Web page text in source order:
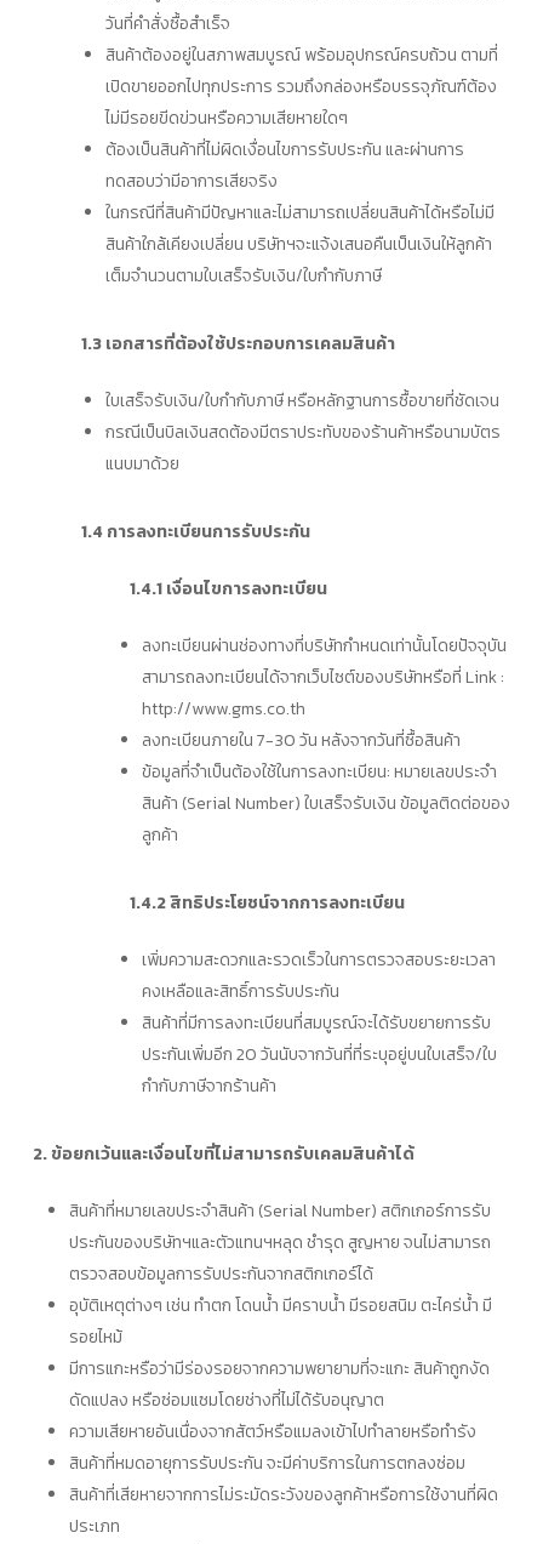
วันที่คำสั่งซื้อสำเร็จ
สินค้าต้องอยู่ในสภาพสมบูรณ์ พร้อมอุปกรณ์ครบถ้วน ตามที่
เปิดขายออกไปทุกประการ รวมถึงกล่องหรือบรรจุภัณฑ์ต้อง
ไม่มีรอยขีดข่วนหรือความเสียหายใดๆ
ต้องเป็นสินค้าที่ไม่ผิดเงื่อนไขการรับประกัน และผ่านการ
ทดสอบว่ามีอาการเสียจริง
ในกรณีที่สินค้ามีปัญหาและไม่สามารถเปลี่ยนสินค้าได้หรือไม่มี
สินค้าใกล้เคียงเปลี่ยน บริษัทฯจะแจ้งเสนอคืนเป็นเงินให้ลูกค้า
เต็มจำนวนตามใบเสร็จรับเงิน/ใบกำกับภาษี
1.3 เอกสารที่ต้องใช้ประกอบการเคลมสินค้า
ใบเสร็จรับเงิน/ใบกำกับภาษี หรือหลักฐานการซื้อขายที่ชัดเจน
กรณีเป็นบิลเงินสดต้องมีตราประทับของร้านค้าหรือนามบัตร
แนบมาด้วย
1.4 การลงทะเบียนการรับประกัน
1.4.1 เงื่อนไขการลงทะเบียน
ลงทะเบียนผ่านช่องทางที่บริษัทกำหนดเท่านั้นโดยปัจจุบัน
สามารถลงทะเบียนได้จากเว็บไซต์ของบริษัทหรือที่ Link :
http://www.gms.co.th
ลงทะเบียนภายใน 7-30 วัน หลังจากวันที่ซื้อสินค้า
ข้อมูลที่จำเป็นต้องใช้ในการลงทะเบียน: หมายเลขประจำ
สินค้า (Serial Number) ใบเสร็จรับเงิน ข้อมูลติดต่อของ
ลูกค้า
1.4.2 สิทธิประโยชน์จากการลงทะเบียน
เพิ่มความสะดวกและรวดเร็วในการตรวจสอบระยะเวลา
คงเหลือและสิทธิ์การรับประกัน
สินค้าที่มีการลงทะเบียนที่สมบูรณ์จะได้รับขยายการรับ
ประกันเพิ่มอีก 20 วันนับจากวันที่ที่ระบุอยู่บนใบเสร็จ/ใบ
กำกับภาษีจากร้านค้า
2. ข้อยกเว้นและเงื่อนไขที่ไม่สามารถรับเคลมสินค้าได้
สินค้าที่หมายเลขประจำสินค้า (Serial Number) สติกเกอร์การรับ
ประกันของบริษัทฯและตัวแทนฯหลุด ชำรุด สูญหาย จนไม่สามารถ
ตรวจสอบข้อมูลการรับประกันจากสติกเกอร์ได้
อุบัติเหตุต่างๆ เช่น ทำตก โดนน้ำ มีคราบน้ำ มีรอยสนิม ตะไคร่น้ำ มี
รอยไหม้
มีการแกะหรือว่ามีร่องรอยจากความพยายามที่จะแกะ สินค้าถูกงัด
ดัดแปลง หรือซ่อมแซมโดยช่างที่ไม่ได้รับอนุญาต
ความเสียหายอันเนื่องจากสัตว์หรือแมลงเข้าไปทำลายหรือทำรัง
สินค้าที่หมดอายุการรับประกัน จะมีค่าบริการในการตกลงซ่อม
สินค้าที่เสียหายจากการไม่ระมัดระวังของลูกค้าหรือการใช้งานที่ผิด
ประเภท